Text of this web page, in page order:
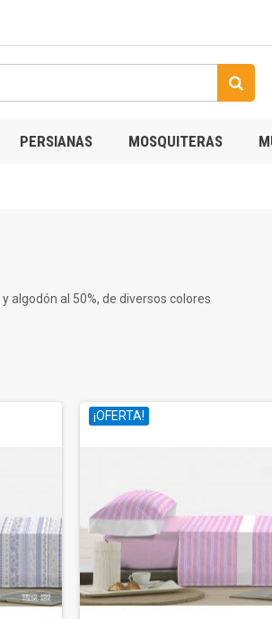
PERSIANAS MOSQUITERAS
algodón al 50%, de diversos colores
¡OFERTA!